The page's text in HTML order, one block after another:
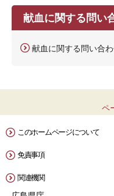
献血に関する問い
献血に関する問い合
ペ
このホームページについて
免責事項
関連機関